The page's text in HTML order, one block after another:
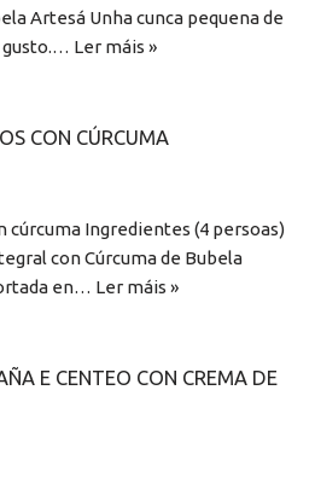
Artesá Unha cunca pequena de
gusto.… Ler máis »
CON CÚRCUMA
cúrcuma Ingredientes (4 persoas)
con Cúrcuma de Bubela
en… Ler máis »
E CENTEO CON CREMA DE